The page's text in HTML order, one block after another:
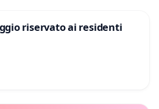
riservato ai residenti